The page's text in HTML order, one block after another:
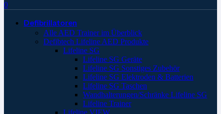
0
Defibrillatoren
Alle AED Trainer im Überblick
Defibtech Lifeline AED Produkte
Lifeline SG
Lifeline SG Geräte
Lifeline SG Sonstiges Zubehör
Lifeline SG Elektroden & Batterien
Lifeline SG Taschen
Wandhalterungen/Schränke Lifeline SG
Lifeline Trainer
Lifeline VIEW